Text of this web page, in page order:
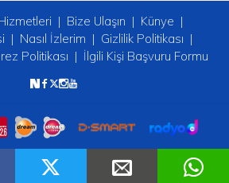
Bize Ulaşın
Künye
Nasıl İzlerim
Gizlilik Politikası
Politikası İlgili Kişi Başvuru Formu